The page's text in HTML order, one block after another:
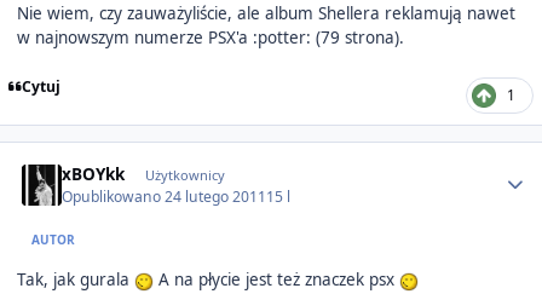
Nie wiem, czy zauważyliście, ale album Shellera reklamują nawet
w najnowszym numerze PSX'a :potter: (79 strona).
Cytuj 1
xBOYkk Użytkownicy
Opublikowano24 lutego 201115 l
AUTOR
Tak, jak gurala A na płycie jest też znaczek psx